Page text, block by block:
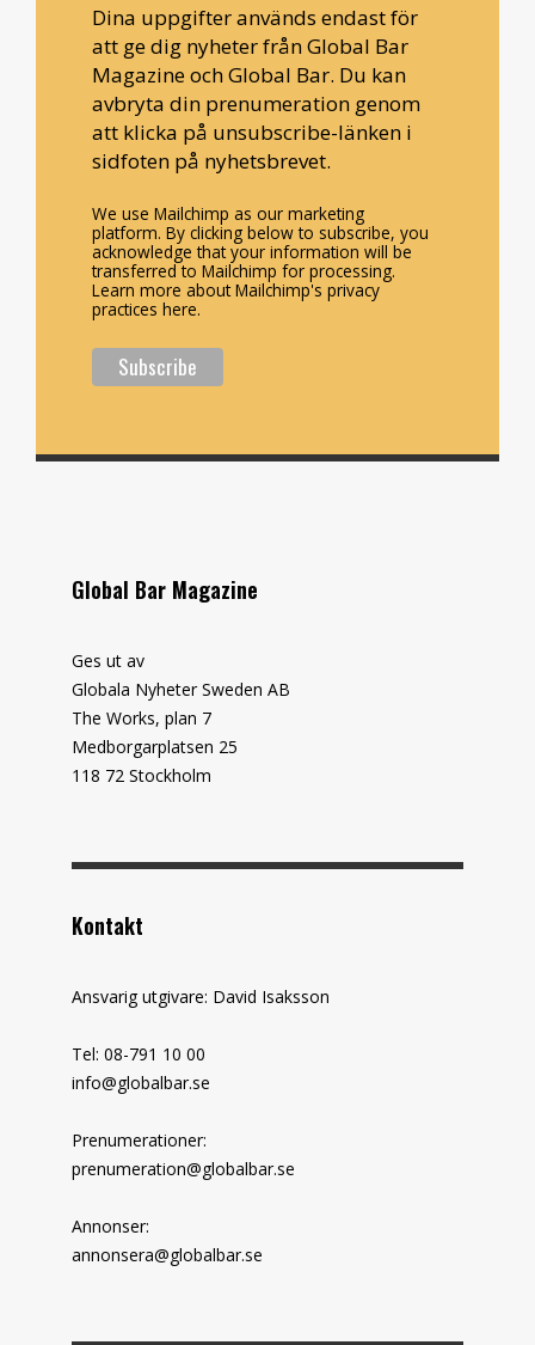
Dina uppgifter används endast för
att ge dig nyheter från Global Bar
Magazine och Global Bar. Du kan
avbryta din prenumeration genom
att klicka på unsubscribe-länken i
sidfoten på nyhetsbrevet.
We use Mailchimp as our marketing
platform. By clicking below to subscribe, you
acknowledge that your information will be
transferred to Mailchimp for processing.
Learn more about Mailchimp's privacy
practices here.
Global Bar Magazine
Ges ut av
Globala Nyheter Sweden AB
The Works, plan 7
Medborgarplatsen 25
118 72 Stockholm
Kontakt
Ansvarig utgivare: David Isaksson
Tel: 08-791 10 00
info@globalbar.se
Prenumerationer:
prenumeration@globalbar.se
Annonser:
annonsera@globalbar.se